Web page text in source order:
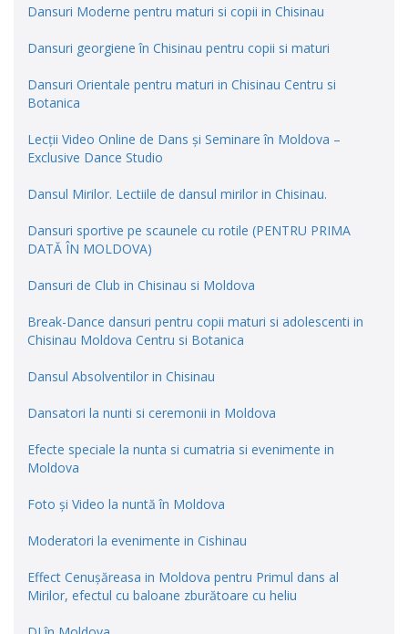
Dansuri Moderne pentru maturi si copii in Chisinau
Dansuri georgiene în Chisinau pentru copii si maturi
Dansuri Orientale pentru maturi in Chisinau Centru si
Botanica
Lecții Video Online de Dans și Seminare în Moldova –
Exclusive Dance Studio
Dansul Mirilor. Lectiile de dansul mirilor in Chisinau.
Dansuri sportive pe scaunele cu rotile (PENTRU PRIMA
DATĂ ÎN MOLDOVA)
Dansuri de Club in Chisinau si Moldova
Break-Dance dansuri pentru copii maturi si adolescenti in
Chisinau Moldova Centru si Botanica
Dansul Absolventilor in Chisinau
Dansatori la nunti si ceremonii in Moldova
Efecte speciale la nunta si cumatria si evenimente in
Moldova
Foto și Video la nuntă în Moldova
Moderatori la evenimente in Cishinau
Effect Cenușăreasa in Moldova pentru Primul dans al
Mirilor, efectul cu baloane zburătoare cu heliu